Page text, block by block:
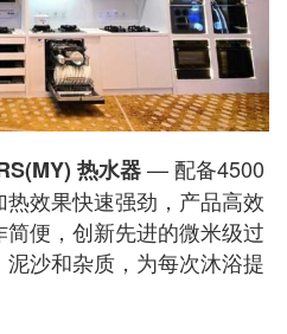
热水器— 配备4500
效果快速强劲，产品高效
便，创新先进的微米级过
沙和杂质，为每次沐浴提